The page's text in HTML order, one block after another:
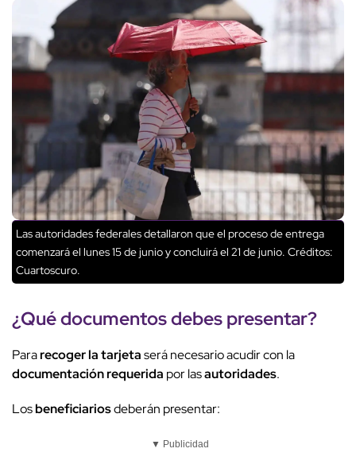
Las autoridades federales detallaron que el proceso de entrega
comenzará el lunes 15 de junio y concluirá el 21 de junio. Créditos:
Cuartoscuro.
¿Qué documentos debes presentar?
Pararecoger la tarjetaserá necesario acudir con la
documentación requerida por lasautoridades.
Losbeneficiariosdeberán presentar:
▼ Publicidad